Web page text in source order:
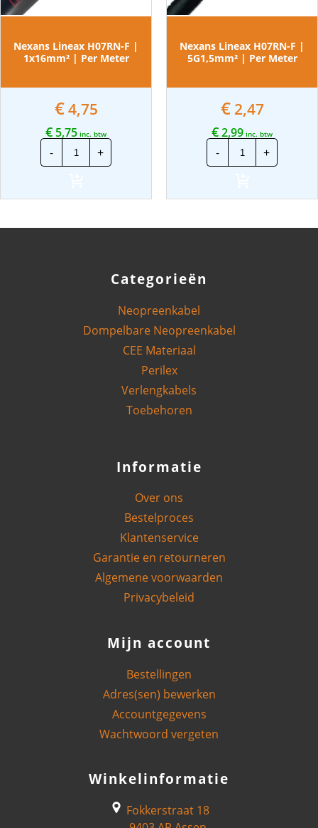
Nexans Lineax H07RN-F |
1x16mm² | Per Meter
€4,75
€ 5,75 inc. btw
-
Nexans
Lineax
H07RN-
1x16mm²
+
Nexans Lineax H07RN-F |
5G1,5mm² | Per Meter
€2,47
€2,99 inc. btw
-
Nexans
Lineax
H07RN-
5G1,5mm²
+
Categorieën
Neopreenkabel
Dompelbare Neopreenkabel
CEE Materiaal
Perilex
Verlengkabels
Toebehoren
Informatie
Over ons
Bestelproces
Klantenservice
Garantie en retourneren
Algemene voorwaarden
Privacybeleid
Mijn account
Bestellingen
Adres(sen) bewerken
Accountgegevens
Wachtwoord vergeten
Winkelinformatie
Fokkerstraat 18